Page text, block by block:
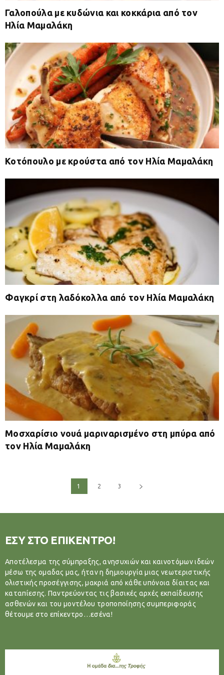
Γαλοπούλα με κυδώνια και κοκκάρια από τον
Ηλία Μαμαλάκη
Κοτόπουλο με κρούστα από τον Ηλία Μαμαλάκη
Φαγκρί στη λαδόκολλα από τον Ηλία Μαμαλάκη
Μοσχαρίσιο νουά μαριναρισμένο στη μπύρα από
τον Ηλία Μαμαλάκη
1 2 3
ΕΣΥ ΣΤΟ ΕΠΙΚΕΝΤΡΟ!
Αποτέλεσμα της σύμπραξης, ανησυχιών και καινοτόμων ιδεών
μέσω της ομαδας μας, ήταν η δημιουργία μιας νεωτεριστικής
ολιστικής προσέγγισης, μακριά από κάθε υπόνοια δίαιτας και
καταπίεσης. Παντρεύοντας τις βασικές αρχές εκπαίδευσης
ασθενών και του μοντέλου τροποποίησης συμπεριφοράς
θέτουμε στο επίκεντρο…εσένα!